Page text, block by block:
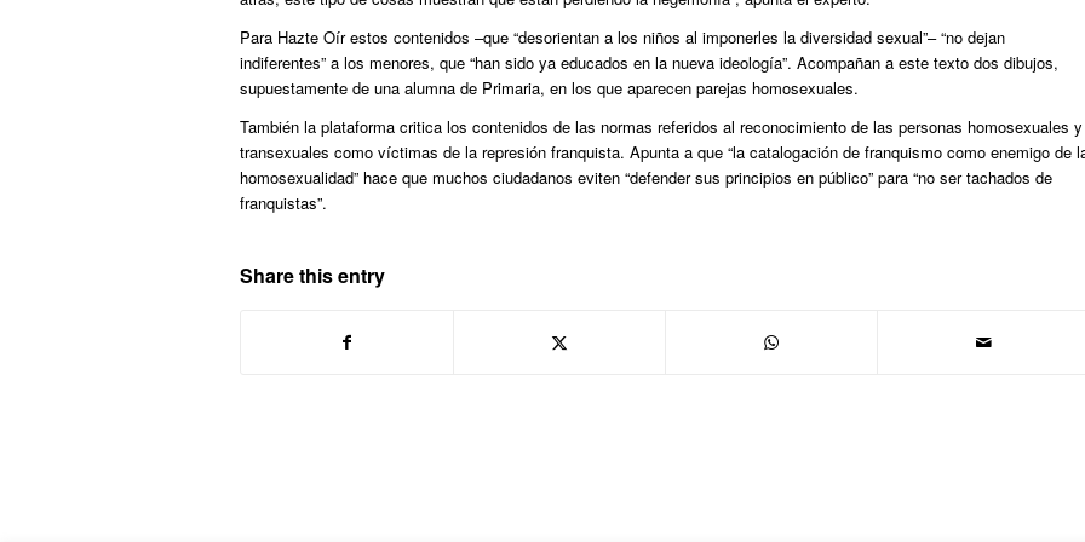
Para Hazte Oír estos contenidos –que “desorientan a los niños al imponerles la diversidad sexual”– “no dejan
indiferentes” a los menores, que “han sido ya educados en la nueva ideología”. Acompañan a este texto dos dibujos,
supuestamente de una alumna de Primaria, en los que aparecen parejas homosexuales.
También la plataforma critica los contenidos de las normas referidos al reconocimiento de las personas homosexuales y
transexuales como víctimas de la represión franquista. Apunta a que “la catalogación de franquismo como enemigo de
homosexualidad” hace que muchos ciudadanos eviten “defender sus principios en público” para “no ser tachados de
franquistas”.
Share this entry